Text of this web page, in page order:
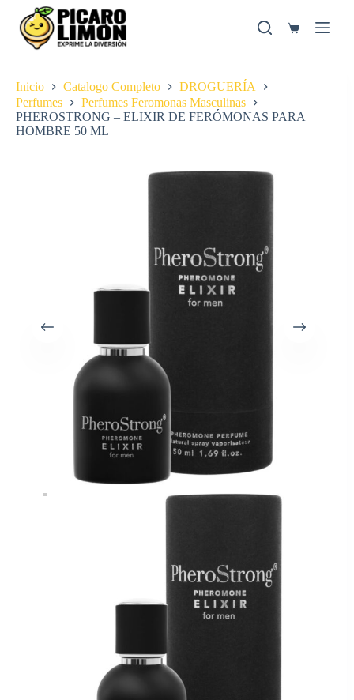
contenido
Carro
Inicio
Catalogo Completo
DROGUERÍA
Perfumes
Perfumes Feromonas Masculinas
PHEROSTRONG – ELIXIR DE FERÓMONAS PARA
HOMBRE 50 ML